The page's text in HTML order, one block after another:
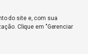
do site e, com sua
Clique em "Gerenciar